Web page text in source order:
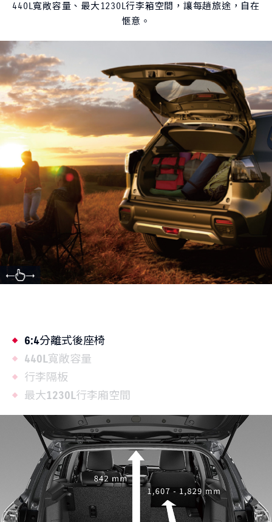
440L寬敞容量、最大1230L行李箱空間，讓每趟旅途，自在
愜意。
6:4分離式後座椅
440L寬敞容量
行李隔板
最大1230L行李廂空間